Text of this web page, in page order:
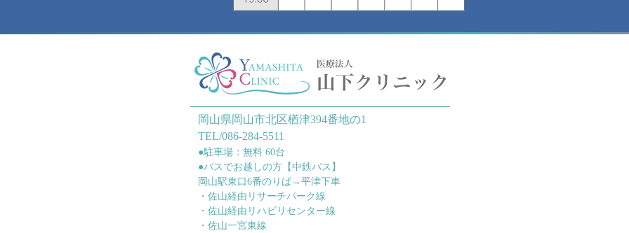
岡山県岡山市北区楢津394番地の1
TEL/086-284-5511
●駐車場：無料 60台
●バスでお越しの方【中鉄バス】
岡山駅東口6番のりば→平津下車
・佐山経由リサーチパーク線
・佐山経由リハビリセンター線
・佐山一宮東線